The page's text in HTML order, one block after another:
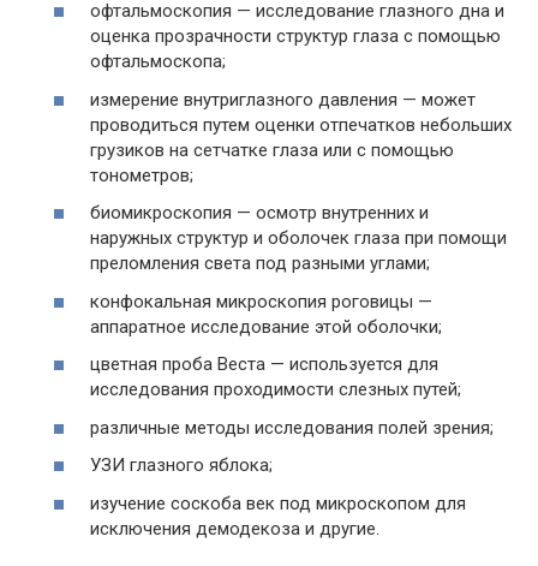
офтальмоскопия — исследование глазного дна и
оценка прозрачности структур глаза с помощью
офтальмоскопа;
измерение внутриглазного давления — может
проводиться путем оценки отпечатков небольших
грузиков на сетчатке глаза или с помощью
тонометров;
биомикроскопия — осмотр внутренних и
наружных структур и оболочек глаза при помощи
преломления света под разными углами;
конфокальная микроскопия роговицы —
аппаратное исследование этой оболочки;
цветная проба Веста — используется для
исследования проходимости слезных путей;
различные методы исследования полей зрения;
УЗИ глазного яблока;
изучение соскоба век под микроскопом для
исключения демодекоза и другие.